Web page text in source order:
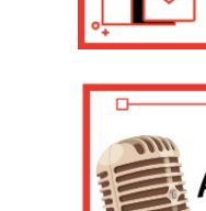
modificare o revocare
momento dalla
profilazione o altri
terze parti, per
fornire funzionalità dei
nostro traffico, come
. Chiudendo questo